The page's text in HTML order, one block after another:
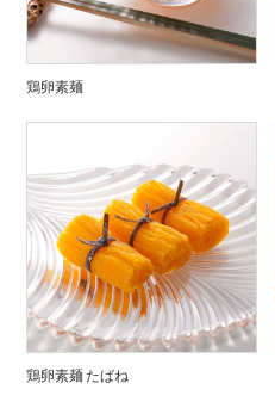
鶏卵素麺
鶏卵素麺 たばね